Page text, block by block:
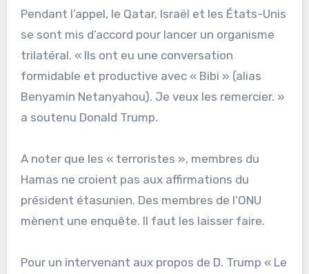
Pendant l’appel, le Qatar, Israël et les États-Unis
se sont mis d’accord pour lancer un organisme
trilatéral. « Ils ont eu une conversation
formidable et productive avec « Bibi » (alias
Benyamin Netanyahou). Je veux les remercier. »
a soutenu Donald Trump.
A noter que les « terroristes », membres du
Hamas ne croient pas aux affirmations du
président étasunien. Des membres de l’ONU
mènent une enquête. Il faut les laisser faire.
Pour un intervenant aux propos de D. Trump « Le